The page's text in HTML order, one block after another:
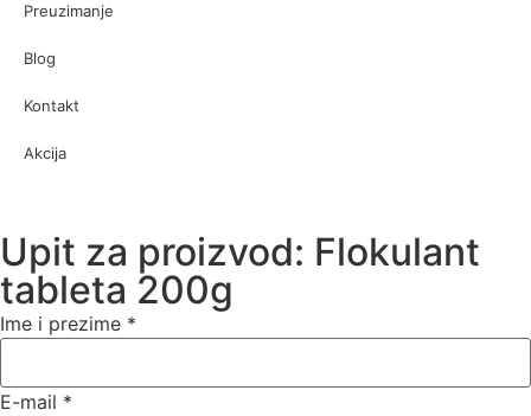
Preuzimanje
Blog
Kontakt
Akcija
Upit za proizvod: Flokulant
tableta 200g
Ime i prezime *
E-mail *